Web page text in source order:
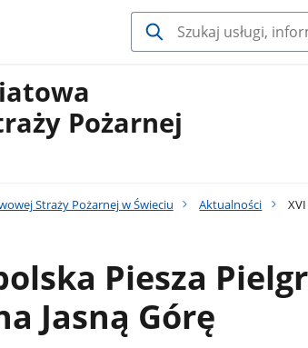
Pożarnej
Straży Pożarnej w Świeciu Aktualności
Piesza
Jasną Górę